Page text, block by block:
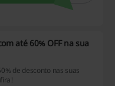
até 60% OFF na sua
de desconto nas suas